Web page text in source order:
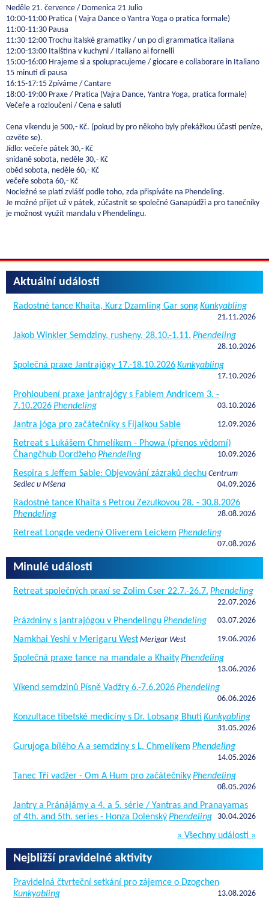
Neděle 21. července / Domenica 21 Julio
10:00-11:00 Pratica ( Vajra Dance o Yantra Yoga o pratica formale)
11:00-11:30 Pausa
11:30-12:00 Trochu italské gramatiky / un po di grammatica italiana
12:00-13:00 Italština v kuchyni / Italiano ai fornelli
15:00-16:00 Hrajeme si a spolupracujeme / giocare e collaborare in Italiano
15 minuti di pausa
16:15-17:15 Zpíváme / Cantare
18:00-19:00 Praxe / Pratica (Vajra Dance, Yantra Yoga, pratica formale)
Večeře a rozloučení / Cena e saluti
Cena víkendu je 500,- Kč. (pokud by pro někoho byly překážkou účasti peníze,
ozvěte se).
Jídlo: večeře pátek 30,- Kč
snídaně sobota, neděle 30,- Kč
oběd sobota, neděle 60,- Kč
večeře sobota 60,- Kč
Nocležné se platí zvlášť podle toho, zda přispíváte na Phendeling.
Je možné přijet už v pátek, zúčastnit se společné Ganapúdži a pro tanečníky
je možnost využít mandalu v Phendelingu.
Aktuální události
Radostné tance Khaita, Kurz Dzamling Gar songKunkyabling
21.11.2026
Jakob Winkler Semdziny, rusheny, 28.10.-1.11. Phendeling
28.10.2026
Společná praxe Jantrajógy 17.-18.10.2026Kunkyabling
17.10.2026
Prohloubení praxe jantrajógy s Fabiem Andricem 3. -
7.10.2026Phendeling 03.10.2026
Jantra jóga pro začátečníky s Fijalkou Sable 12.09.2026
Retreat s Lukášem Chmelíkem - Phowa (přenos vědomí)
Čhangčhub DordžehoPhendeling 10.09.2026
Respira s Jeffem Sable: Objevování zázraků dechu Centrum
Sedlec u Mšena
04.09.2026
Radostné tance Khaita s Petrou Zezulkovou 28. - 30.8.2026
Phendeling
28.08.2026
Retreat Longde vedený Oliverem Leickem Phendeling
07.08.2026
Minulé události
Retreat společných praxí se Zolim Cser 22.7.-26.7. Phendeling
22.07.2026
Prázdniny s jantrajógou v PhendelinguPhendeling 03.07.2026
Namkhai Yeshi v Merigaru West Merigar West 19.06.2026
Společná praxe tance na mandale a KhaityPhendeling
13.06.2026
Víkend semdzinů Písně Vadžry 6.-7.6.2026Phendeling
06.06.2026
Konzultace tibetské medicíny s Dr. Lobsang Bhuti Kunkyabling
31.05.2026
Gurujoga bílého A a semdziny s L. Chmelíkem Phendeling
14.05.2026
Tanec Tří vadžer - Om A Hum pro začátečníkyPhendeling
08.05.2026
Jantry a Pránájámy a 4. a 5. série / Yantras and Pranayamas
of 4th. and 5th. series - Honza DolenskýPhendeling 30.04.2026
» Všechny události »
Nejbližší pravidelné aktivity
Pravidelná čtvrteční setkání pro zájemce o Dzogchen
Kunkyabling
13.08.2026